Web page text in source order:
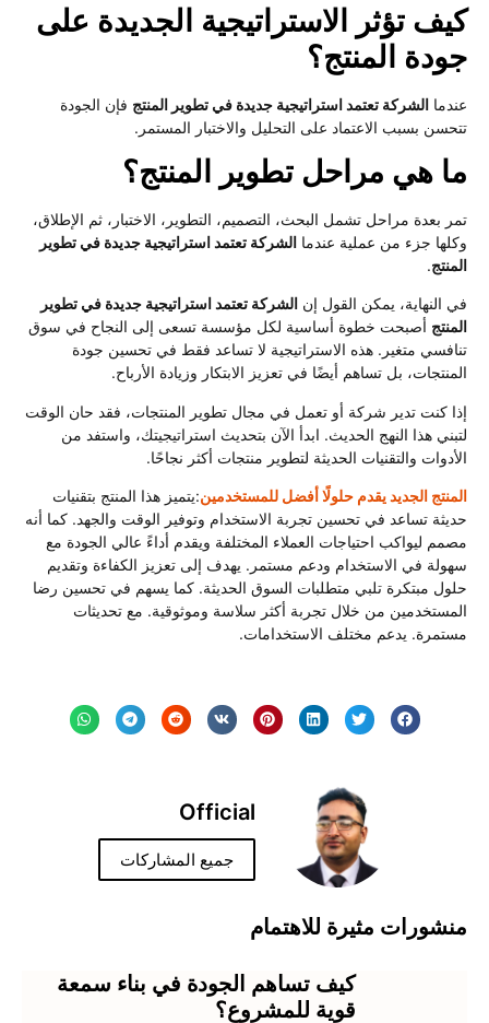
مثيرة للاهتمام
كيف تساهم الجودة في بناء سمعة
قوية للمشروع؟
تؤثر الاستراتيجية الجديدة على
المنتج؟
الشركة تعتمد استراتيجية جديدة في تطوير المنتجفإن الجودة
بسبب الاعتماد على التحليل والاختبار المستمر.
هي مراحل تطوير المنتج؟
بعدة مراحل تشمل البحث، التصميم، التطوير، الاختبار، ثم الإطلاق،
جزء من عملية عندماالشركة تعتمد استراتيجية جديدة في تطوير
.
النهاية، يمكن القول إنالشركة تعتمد استراتيجية جديدة في تطوير
أصبحت خطوة أساسية لكل مؤسسة تسعى إلى النجاح في سوق
متغير. هذه الاستراتيجية لا تساعد فقط في تحسين جودة
بل تساهم أيضًا في تعزيز الابتكار وزيادة الأرباح.
كنت تدير شركة أو تعمل في مجال تطوير المنتجات، فقد حان الوقت
هذا النهج الحديث. ابدأ الآن بتحديث استراتيجيتك، واستفد من
والتقنيات الحديثة لتطوير منتجات أكثر نجاحًا.
الجديد يقدم حلولًا أفضل للمستخدمين:يتميز هذا المنتج بتقنيات
تساعد في تحسين تجربة الاستخدام وتوفير الوقت والجهد. كما أنه
ليواكب احتياجات العملاء المختلفة ويقدم أداءً عالي الجودة مع
في الاستخدام ودعم مستمر. يهدف إلى تعزيز الكفاءة وتقديم
مبتكرة تلبي متطلبات السوق الحديثة. كما يسهم في تحسين رضا
من خلال تجربة أكثر سلاسة وموثوقية. مع تحديثات
يدعم مختلف الاستخدامات.
Official
جميع المشاركات